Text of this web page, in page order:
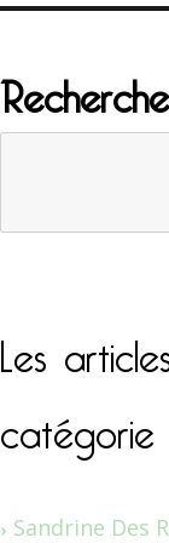
Les
catégorie
Sandrine Des